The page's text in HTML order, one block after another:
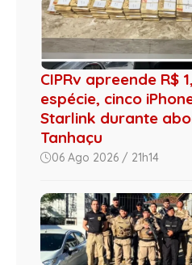
CIPRv apreende R$
espécie, cinco
Starlink durante
Tanhaçu
06 Ago 2026 / 21h14